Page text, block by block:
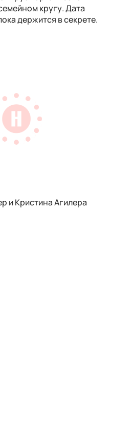
кругу. Дата
держится в секрете.
и Кристина Агилера